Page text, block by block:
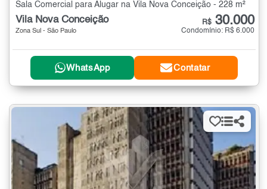
Sala Comercial para Alugar na Vila Nova Conceição - 228 m²
Vila Nova Conceição
Zona Sul - São Paulo
R$ 30.000
Condomínio: R$ 6.000
WhatsApp Contatar